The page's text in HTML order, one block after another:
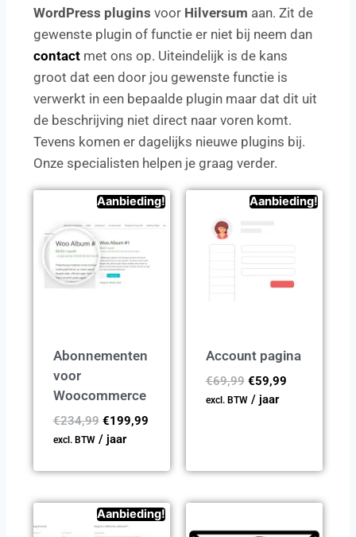
WordPress plugins voor Hilversum aan. Zit de
gewenste plugin of functie er niet bij neem dan
contact met ons op. Uiteindelijk is de kans
groot dat een door jou gewenste functie is
verwerkt in een bepaalde plugin maar dat dit uit
de beschrijving niet direct naar voren komt.
Tevens komen er dagelijks nieuwe plugins bij.
Onze specialisten helpen je graag verder.
Aanbieding!
Abonnementen
voor
Woocommerce
€234,99 €199,99
excl. BTW/ jaar
Aanbieding!
Account pagina
€69,99 €59,99
excl. BTW/ jaar
Aanbieding!